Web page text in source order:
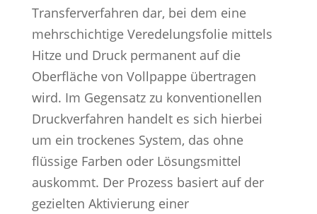
Transferverfahren dar, bei dem eine
mehrschichtige Veredelungsfolie mittels
Hitze und Druck permanent auf die
Oberfläche von Vollpappe übertragen
wird. Im Gegensatz zu konventionellen
Druckverfahren handelt es sich hierbei
um ein trockenes System, das ohne
flüssige Farben oder Lösungsmittel
auskommt. Der Prozess basiert auf der
gezielten Aktivierung einer